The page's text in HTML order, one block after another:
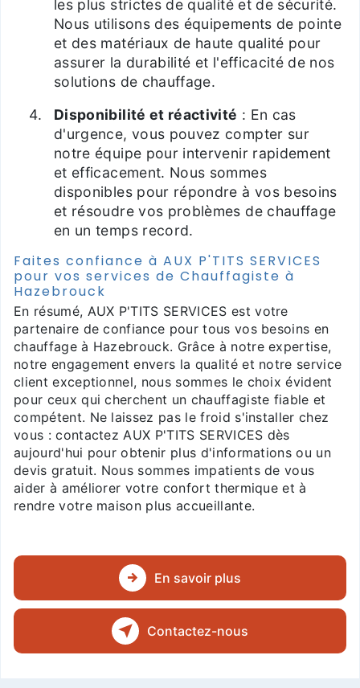
les plus strictes de qualité et de sécurité.
Nous utilisons des équipements de pointe
et des matériaux de haute qualité pour
assurer la durabilité et l'efficacité de nos
solutions de chauffage.
Disponibilité et réactivité : En cas
d'urgence, vous pouvez compter sur
notre équipe pour intervenir rapidement
et efficacement. Nous sommes
disponibles pour répondre à vos besoins
et résoudre vos problèmes de chauffage
en un temps record.
Faites confiance à AUX P'TITS SERVICES
pour vos services de Chauffagiste à
Hazebrouck
En résumé, AUX P'TITS SERVICES est votre
partenaire de confiance pour tous vos besoins en
chauffage à Hazebrouck. Grâce à notre expertise,
notre engagement envers la qualité et notre service
client exceptionnel, nous sommes le choix évident
pour ceux qui cherchent un chauffagiste fiable et
compétent. Ne laissez pas le froid s'installer chez
vous : contactez AUX P'TITS SERVICES dès
aujourd'hui pour obtenir plus d'informations ou un
devis gratuit. Nous sommes impatients de vous
aider à améliorer votre confort thermique et à
rendre votre maison plus accueillante.
En savoir plus
Contactez-nous